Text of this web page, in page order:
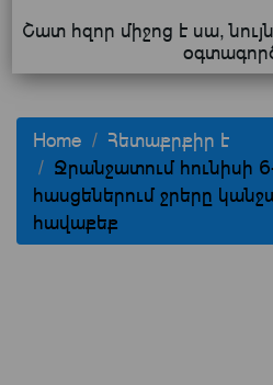
Շատ հզոր միջոց է սա,
Home
Հետաքրքիր է
Ջրանջատում հունիսի
հասցեներում ջրերը
հավաքեք